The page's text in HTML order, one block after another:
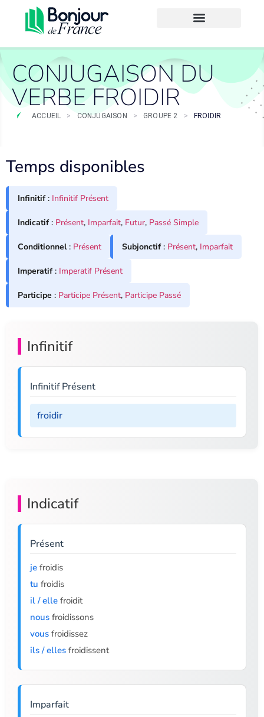
CONJUGAISON DU
VERBE FROIDIR
ACCUEIL > CONJUGAISON > GROUPE 2 > FROIDIR
Temps disponibles
Infinitif: Infinitif Présent
Indicatif: Présent, Imparfait, Futur, Passé Simple
Conditionnel: Présent Subjonctif: Présent, Imparfait
Imperatif: Imperatif Présent
Participe : Participe Présent, Participe Passé
Infinitif
Infinitif Présent
froidir
Indicatif
Présent
je froidis
tu froidis
il / elle froidit
nous froidissons
vous froidissez
ils / elles froidissent
Imparfait